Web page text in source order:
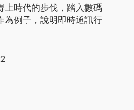
上時代的步伐，踏入數碼
為例子，說明即時通訊行